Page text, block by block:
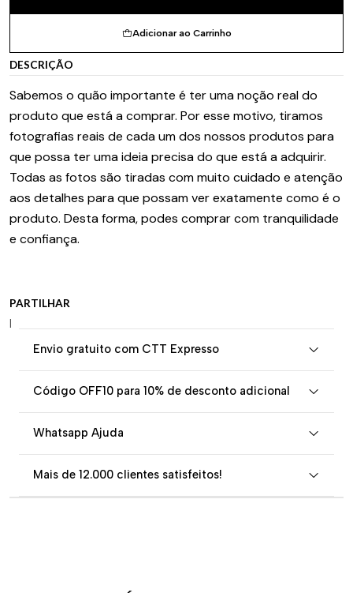
Adicionar ao Carrinho
DESCRIÇÃO
Sabemos o quão importante é ter uma noção real do
produto que está a comprar. Por esse motivo, tiramos
fotografias reais de cada um dos nossos produtos para
que possa ter uma ideia precisa do que está a adquirir.
Todas as fotos são tiradas com muito cuidado e atenção
aos detalhes para que possam ver exatamente como é o
produto. Desta forma, podes comprar com tranquilidade
e confiança.
PARTILHAR
|
Envio gratuito com CTT Expresso
Código OFF10 para 10% de desconto adicional
Whatsapp Ajuda
Mais de 12.000 clientes satisfeitos!